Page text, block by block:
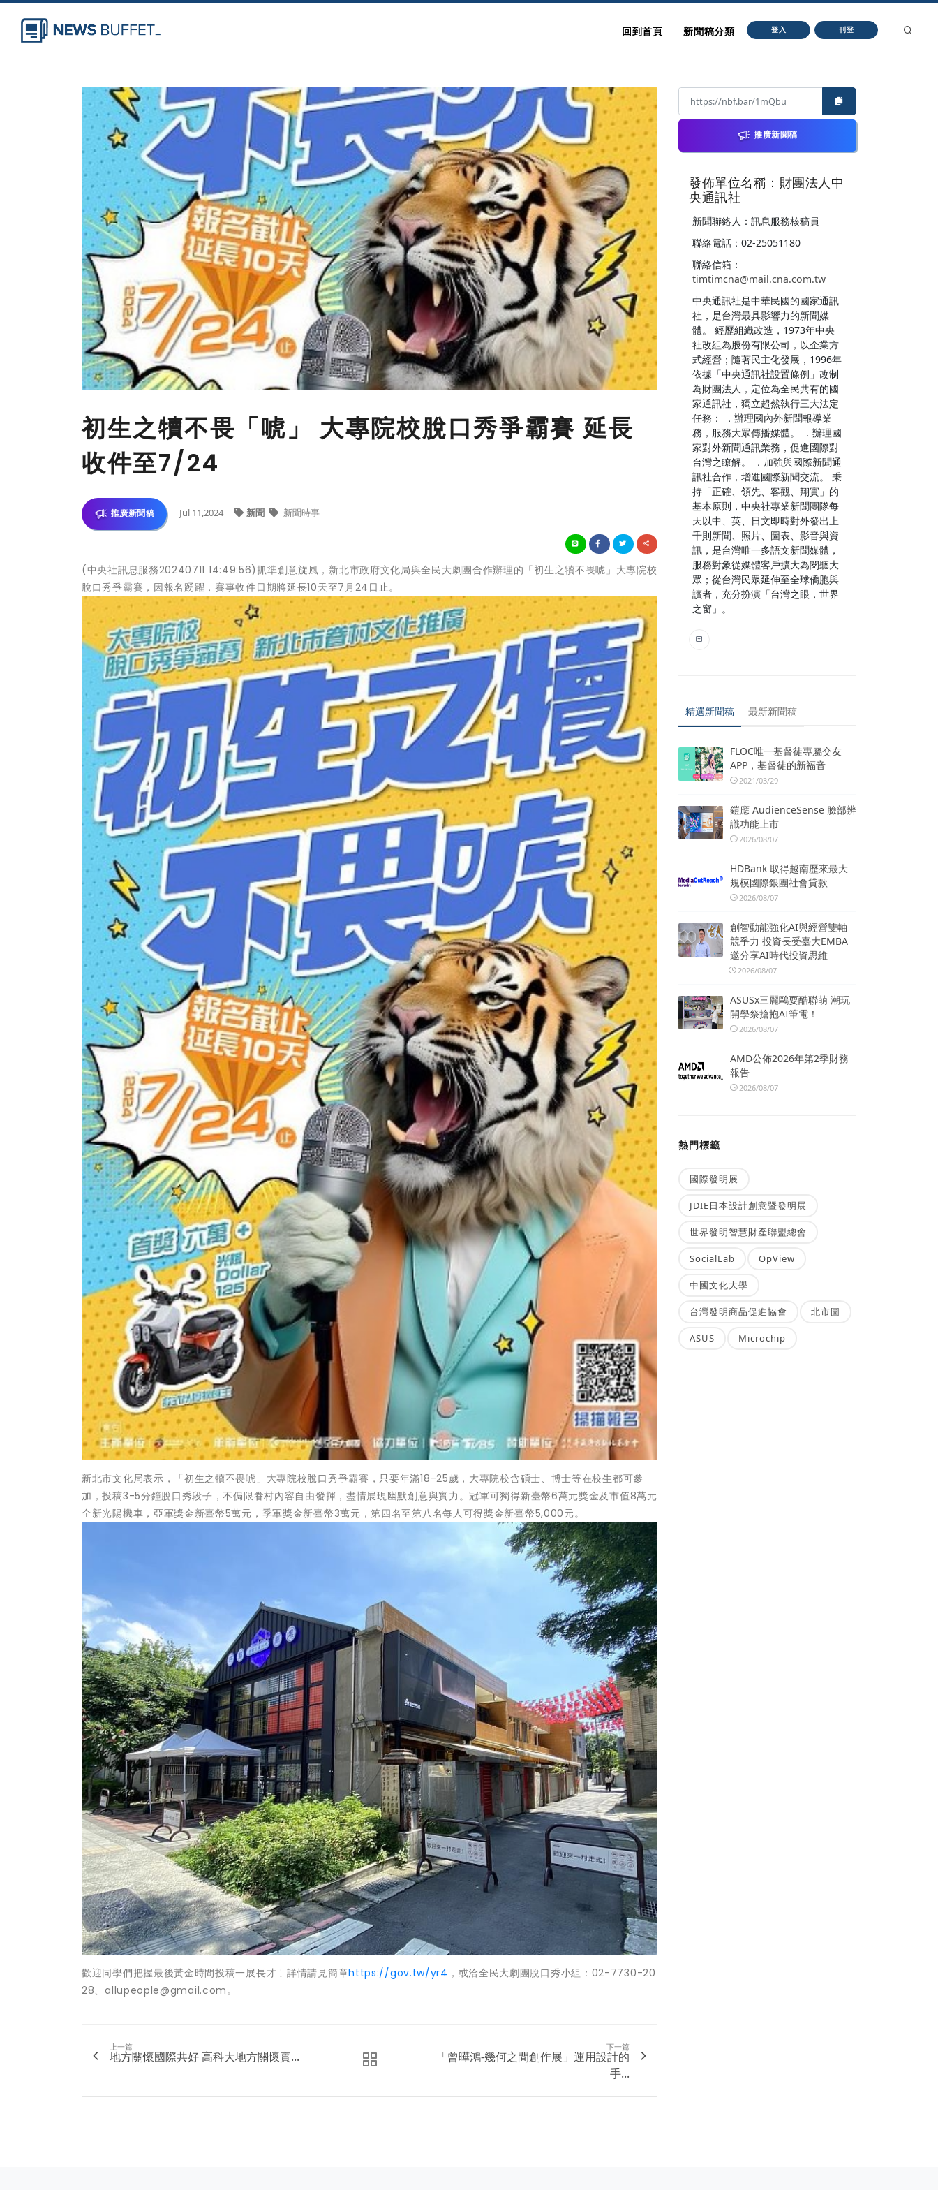
回到首頁 新聞稿分類 登入 刊登
初生之犢不畏「唬」 大專院校脫口秀爭霸賽 延長
收件至7/24
推廣新聞稿 Jul 11,2024 新聞 新聞時事
(中央社訊息服務20240711 14:49:56)抓準創意旋風，新北市政府文化局與全民大劇團合作辦理的「初生之犢不畏唬」大專院校
脫口秀爭霸賽，因報名踴躍，賽事收件日期將延長10天至7月24日止。
新北市文化局表示，「初生之犢不畏唬」大專院校脫口秀爭霸賽，只要年滿18-25歲，大專院校含碩士、博士等在校生都可參
加，投稿3-5分鐘脫口秀段子，不侷限眷村內容自由發揮，盡情展現幽默創意與實力。冠軍可獨得新臺幣6萬元獎金及市值8萬元
全新光陽機車，亞軍獎金新臺幣5萬元，季軍獎金新臺幣3萬元，第四名至第八名每人可得獎金新臺幣5,000元。
歡迎同學們把握最後黃金時間投稿一展長才﹗詳情請見簡章https://gov.tw/yr4 ，或洽全民大劇團脫口秀小組：02-7730-20
28、allupeople@gmail.com。
上一篇
地方關懷國際共好 高科大地方關懷實...
下一篇
「曾曄鴻-幾何之間創作展」運用設計的
手...
推廣新聞稿
發佈單位名稱：財團法人中
央通訊社
新聞聯絡人：訊息服務核稿員
聯絡電話：02-25051180
聯絡信箱：
timtimcna@mail.cna.com.tw
中央通訊社是中華民國的國家通訊
社，是台灣最具影響力的新聞媒
體。 經歷組織改造，1973年中央
社改組為股份有限公司，以企業方
式經營；隨著民主化發展，1996年
依據「中央通訊社設置條例」改制
為財團法人，定位為全民共有的國
家通訊社，獨立超然執行三大法定
任務： ．辦理國內外新聞報導業
務，服務大眾傳播媒體。 ．辦理國
家對外新聞通訊業務，促進國際對
台灣之瞭解。 ．加強與國際新聞通
訊社合作，增進國際新聞交流。 秉
持「正確、領先、客觀、翔實」的
基本原則，中央社專業新聞團隊每
天以中、英、日文即時對外發出上
千則新聞、照片、圖表、影音與資
訊，是台灣唯一多語文新聞媒體，
服務對象從媒體客戶擴大為閱聽大
眾；從台灣民眾延伸至全球僑胞與
讀者，充分扮演「台灣之眼，世界
之窗」。
精選新聞稿 最新新聞稿
FLOC唯一基督徒專屬交友
APP，基督徒的新福音
2021/03/29
鎧應 AudienceSense 臉部辨
識功能上市
2026/08/07
HDBank 取得越南歷來最大
規模國際銀團社會貸款
2026/08/07
創智動能強化AI與經營雙軸
競爭力 投資長受臺大EMBA
邀分享AI時代投資思維
2026/08/07
ASUSx三麗鷗耍酷聯萌 潮玩
開學祭搶抱AI筆電！
2026/08/07
AMD公佈2026年第2季財務
報告
2026/08/07
熱門標籤
國際發明展
JDIE日本設計創意暨發明展
世界發明智慧財產聯盟總會
SocialLab OpView
中國文化大學
台灣發明商品促進協會 北市圖
ASUS Microchip